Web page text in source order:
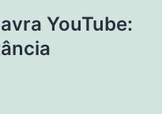
YouTube: